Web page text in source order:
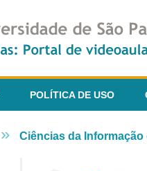
POLÍTICA DE USO
» Ciências da